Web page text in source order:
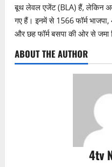
बूथ लेवल एजेंट (BLA) हैं, लेकिन
गए हैं। इनमें से 1566 फॉर्म
और छह फॉर्म बसपा की ओर से जमा
ABOUT THE AUTHOR
4tv